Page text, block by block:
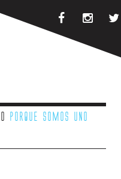
porque somos uno